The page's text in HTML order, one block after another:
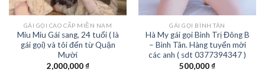
GÁI GỌI CAO CẤP MIỀN NAM
Miu Miu Gái sang, 24 tuổi ( là
gái gọi) và tôi đến từ Quận
Mười
2,000,000₫
GÁI GỌI BÌNH TÂN
Hà My gái gọi Bình Trị Đông B
– Bình Tân. Hàng tuyển mời
các anh ( sdt 0377394347 )
500,000₫